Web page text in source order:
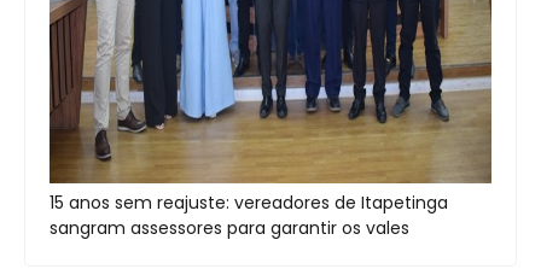
15 anos sem reajuste: vereadores de Itapetinga
sangram assessores para garantir os vales